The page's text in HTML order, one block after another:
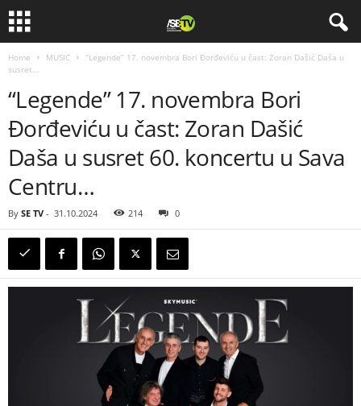
Home MUSIC
“Legende” 17. novembra Bori Đorđeviću u čast: Zoran Dašić Daša u
susret...
“Legende” 17. novembra Bori
Đorđeviću u čast: Zoran Dašić
Daša u susret 60. koncertu u Sava
Centru…
By SE TV - 31.10.2024 214 0